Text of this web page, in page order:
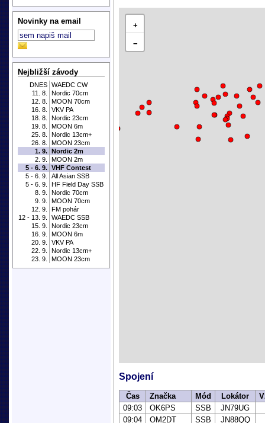
Novinky na email
Nejbližší závody
DNES WAEDC CW
11. 8.
Nordic 70cm
12. 8.
MOON 70cm
16. 8.
VKV PA
18. 8.
Nordic 23cm
19. 8.
MOON 6m
25. 8.
Nordic 13cm+
26. 8.
MOON 23cm
1. 9. Nordic 2m
2. 9.
MOON 2m
5 - 6. 9. VHF Contest
5 - 6. 9.
All Asian SSB
5 - 6. 9.
HF Field Day SSB
8. 9.
Nordic 70cm
9. 9.
MOON 70cm
12. 9.
FM pohár
12 - 13. 9.
WAEDC SSB
15. 9.
Nordic 23cm
16. 9.
MOON 6m
20. 9.
VKV PA
22. 9.
Nordic 13cm+
23. 9.
MOON 23cm
+
−
Spojení
Čas Značka Mód Lokátor
09:03
OK6PS SSB
JN79UG
09:04
OM2DT SSB
JN88QQ